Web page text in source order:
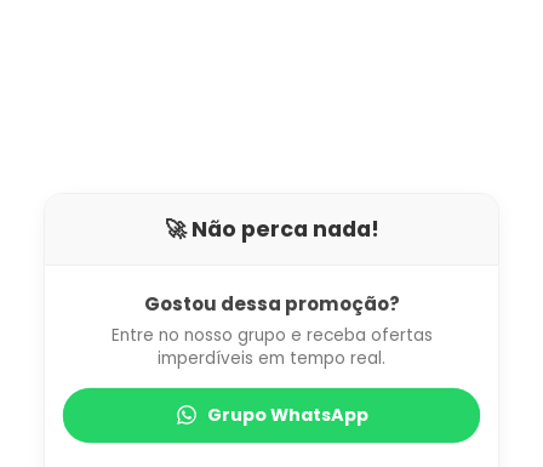
🚀 Não perca nada!
Gostou dessa promoção?
Entre no nosso grupo e receba ofertas
imperdíveis em tempo real.
Grupo WhatsApp